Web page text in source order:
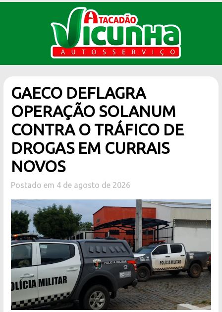
GAECO DEFLAGRA
OPERAÇÃO SOLANUM
CONTRA O TRÁFICO DE
DROGAS EM CURRAIS
NOVOS
Postado em 4 de agosto de 2026